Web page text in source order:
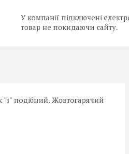
У компанії підключені
товар не покидаючи сайту.
"з" подібний. Жовтогарячий